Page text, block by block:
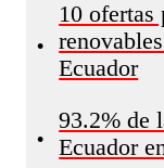
•
10 ofertas
Ecuador
•
93.2% de
Ecuador